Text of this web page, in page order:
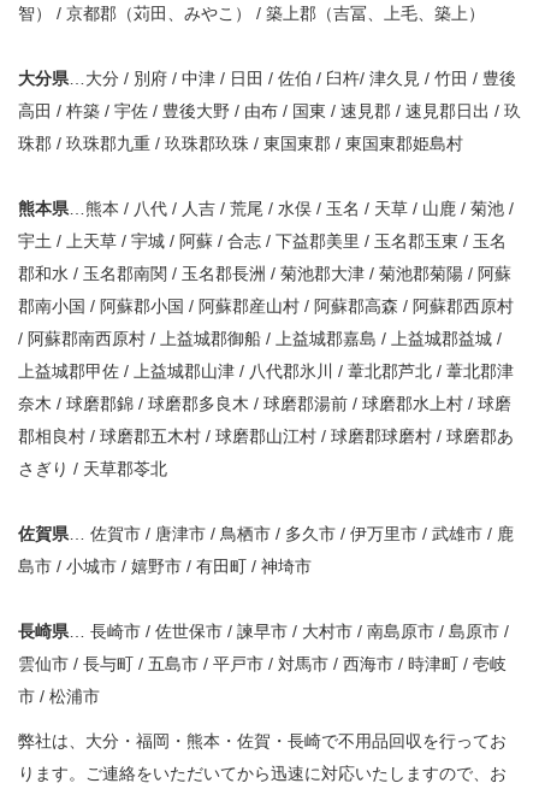
智） / 京都郡（苅田、みやこ） / 築上郡（吉冨、上毛、築上）
大分県 …大分 / 別府 / 中津 / 日田 / 佐伯 / 臼杵/ 津久見 / 竹田 / 豊後
高田 / 杵築 / 宇佐 / 豊後大野 / 由布 / 国東 / 速見郡 / 速見郡日出 / 玖
珠郡 / 玖珠郡九重 / 玖珠郡玖珠 / 東国東郡 / 東国東郡姫島村
熊本県 …熊本 / 八代 / 人吉 / 荒尾 / 水俣 / 玉名 / 天草 / 山鹿 / 菊池 /
宇土 / 上天草 / 宇城 / 阿蘇 / 合志 / 下益郡美里 / 玉名郡玉東 / 玉名
郡和水 / 玉名郡南関 / 玉名郡長洲 / 菊池郡大津 / 菊池郡菊陽 / 阿蘇
郡南小国 / 阿蘇郡小国 / 阿蘇郡産山村 / 阿蘇郡高森 / 阿蘇郡西原村
/ 阿蘇郡南西原村 / 上益城郡御船 / 上益城郡嘉島 / 上益城郡益城 /
上益城郡甲佐 / 上益城郡山津 / 八代郡氷川 / 葦北郡芦北 / 葦北郡津
奈木 / 球磨郡錦 / 球磨郡多良木 / 球磨郡湯前 / 球磨郡水上村 / 球磨
郡相良村 / 球磨郡五木村 / 球磨郡山江村 / 球磨郡球磨村 / 球磨郡あ
さぎり / 天草郡苓北
佐賀県 … 佐賀市 / 唐津市 / 鳥栖市 / 多久市 / 伊万里市 / 武雄市 / 鹿
島市 / 小城市 / 嬉野市 / 有田町 / 神埼市
長崎県 … 長崎市 / 佐世保市 / 諫早市 / 大村市 / 南島原市 / 島原市 /
雲仙市 / 長与町 / 五島市 / 平戸市 / 対馬市 / 西海市 / 時津町 / 壱岐
市 / 松浦市
弊社は、大分・福岡・熊本・佐賀・長崎で不用品回収を行ってお
ります。ご連絡をいただいてから迅速に対応いたしますので、お